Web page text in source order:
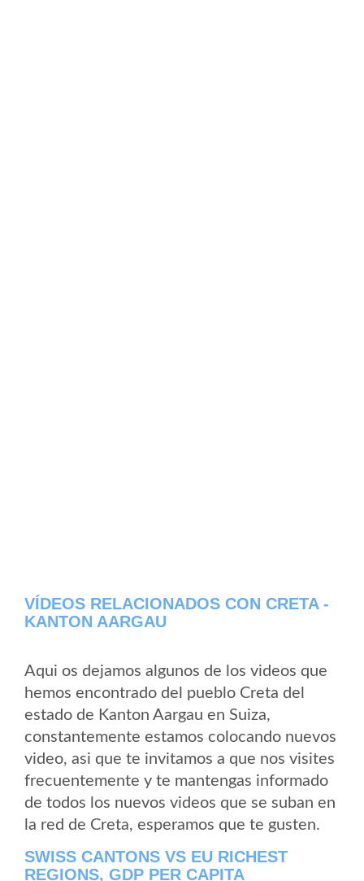
VÍDEOS RELACIONADOS CON CRETA -
KANTON AARGAU
Aqui os dejamos algunos de los videos que
hemos encontrado del pueblo Creta del
estado de Kanton Aargau en Suiza,
constantemente estamos colocando nuevos
video, asi que te invitamos a que nos visites
frecuentemente y te mantengas informado
de todos los nuevos videos que se suban en
la red de Creta, esperamos que te gusten.
SWISS CANTONS VS EU RICHEST
REGIONS, GDP PER CAPITA